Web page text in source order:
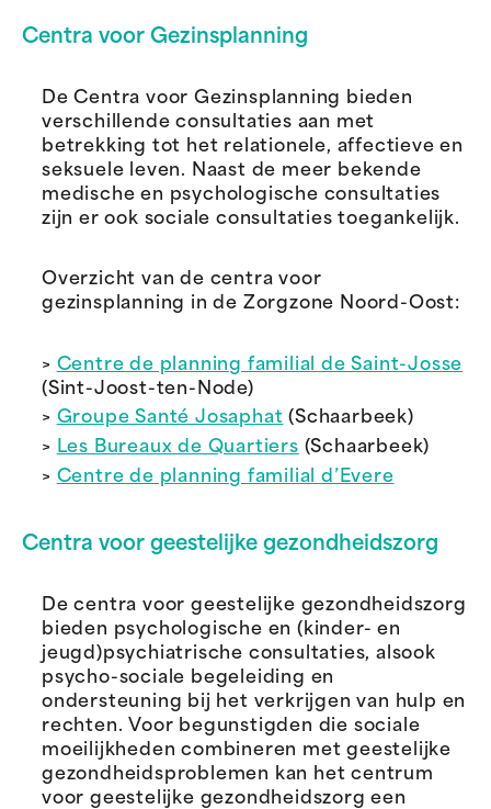
Centra voor Gezinsplanning
De Centra voor Gezinsplanning bieden
verschillende consultaties aan met
betrekking tot het relationele, affectieve en
seksuele leven. Naast de meer bekende
medische en psychologische consultaties
zijn er ook sociale consultaties toegankelijk.
Overzicht van de centra voor
gezinsplanning in de Zorgzone Noord-Oost:
> Centre de planning familial de Saint-Josse
(Sint-Joost-ten-Node)
> Groupe Santé Josaphat (Schaarbeek)
>
Les Bureaux de Quartiers (Schaarbeek)
> Centre de planning familial d’Evere
Centra voor geestelijke gezondheidszorg
De centra voor geestelijke gezondheidszorg
bieden psychologische en (kinder- en
jeugd)psychiatrische consultaties, alsook
psycho-sociale begeleiding en
ondersteuning bij het verkrijgen van hulp en
rechten. Voor begunstigden die sociale
moeilijkheden combineren met geestelijke
gezondheidsproblemen kan het centrum
voor geestelijke gezondheidszorg een